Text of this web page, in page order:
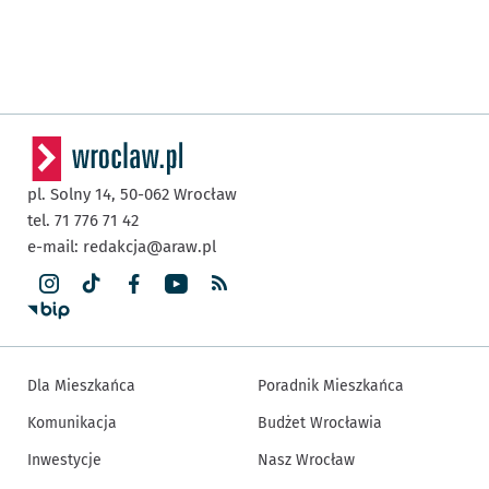
pl. Solny 14, 50-062 Wrocław
tel. 71 776 71 42
e-mail: redakcja@araw.pl
Dla Mieszkańca
Komunikacja
Inwestycje
Poradnik Mieszkańca
Budżet Wrocławia
Nasz Wrocław